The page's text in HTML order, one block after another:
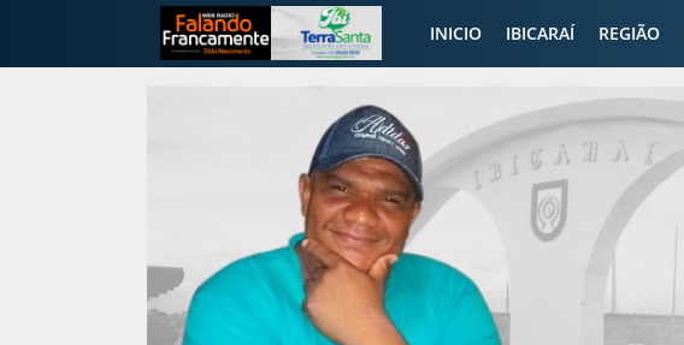
INICIO IBICARAÍ REGIÃO